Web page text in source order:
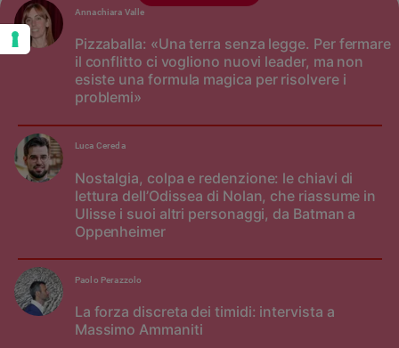
Pizzaballa: «Una terra senza legge. Per fermare
il conflitto ci vogliono nuovi leader, ma non
esiste una formula magica per risolvere i
problemi»
Annachiara Valle
Nostalgia, colpa e redenzione: le chiavi di
lettura dell’Odissea di Nolan, che riassume in
Ulisse i suoi altri personaggi, da Batman a
Oppenheimer
Luca Cereda
La forza discreta dei timidi: intervista a
Massimo Ammaniti
Paolo Perazzolo